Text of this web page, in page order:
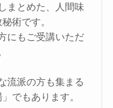
まとめた、人間味
術です。
にもご受講いただ
流派の方も集まる
でもあります。